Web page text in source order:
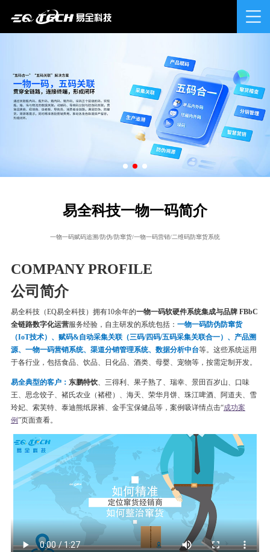
易全科技一物一码简介
一物一码赋码追溯/防伪/防窜货/一物一码营销/二维码防窜货系统
COMPANY PROFILE
公司简介
易全科技（EQ易全科技）拥有10余年的一物一码软硬件系统集成与品牌 FBbC
全链路数字化运营服务经验，自主研发的系统包括： 一物一码防伪防窜货
（IoT技术）、赋码&自动采集关联（三码/四码/五码采集关联合一）、产品溯
源、一物一码营销系统、渠道分销管理系统、数据分析中台等。这些系统运用
于各行业，包括食品、饮品、日化品、酒类、母婴、宠物等，按需定制开发。
易全典型的客户： 东鹏特饮、三得利、果子熟了、瑞幸、 景田百岁山、口味
王、思念饺子、 褚氏农业（褚橙）、 海天、荣华月饼、 珠江啤酒、 阿道夫、雪
玲妃、索芙特、泰迪熊纸尿裤、金手宝保健品等，案例吸详情点击“成功案
例”页面查看。